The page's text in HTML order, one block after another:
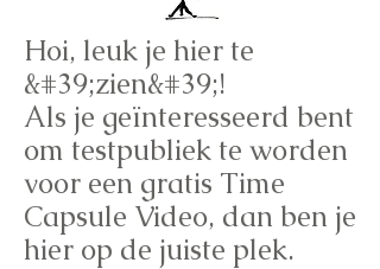
Hoi, leuk je hier te
&#39;zien&#39;!
Als je geïnteresseerd bent
om testpubliek te worden
voor een gratis Time
Capsule Video, dan ben je
hier op de juiste plek.